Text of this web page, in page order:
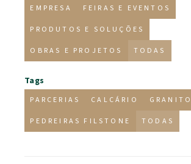
EMPRESA FEIRAS E EVENTOS
PRODUTOS E SOLUÇÕES
OBRAS E PROJETOS TODAS
Tags
PARCERIAS CALCÁRIO
PEDREIRAS FILSTONE TODAS